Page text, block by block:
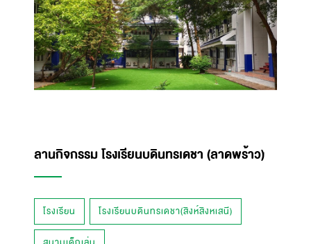
ลานกิจกรรม โรงเรียนบดินทรเดชา (ลาดพร้าว)
โรงเรียน โรงเรียนบดินทรเดชา(สิงห์สิงหเสนี)